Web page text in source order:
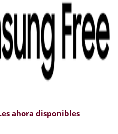
ahora disponibles